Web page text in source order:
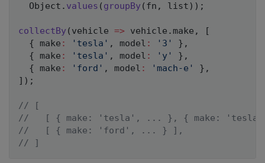
  Object
. values ( groupBy ( fn , list ) ) ;
collectBy ( vehicle => vehicle . make ,
[
{ make : 'tesla' , model : '3' } ,
{ make : 'tesla' , model : 'y' } ,
{ make : 'ford' , model : 'mach-e' } ,
] ) ;
// [
//   [ { make: 'tesla', ... }, { make:
//   [ { make: 'ford', ... } ],
// ]